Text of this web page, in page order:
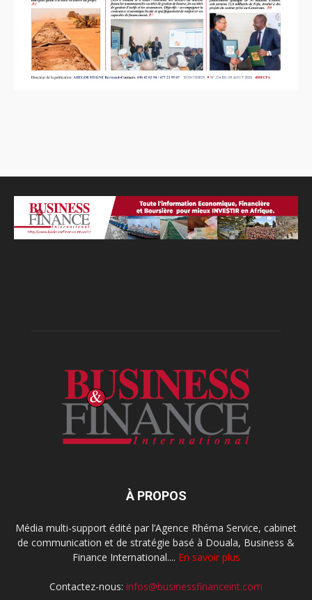
À PROPOS
Média multi-support édité par l’Agence Rhéma Service, cabinet
de communication et de stratégie basé à Douala, Business &
Finance International.... En savoir plus
Contactez-nous: infos@businessfinanceint.com